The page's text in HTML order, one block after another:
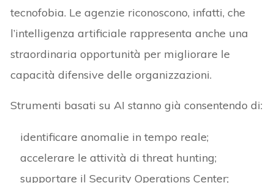
tecnofobia. Le agenzie riconoscono, infatti, che
l’intelligenza artificiale rappresenta anche una
straordinaria opportunità per migliorare le
capacità difensive delle organizzazioni.
Strumenti basati su AI stanno già consentendo di:
identificare anomalie in tempo reale;
accelerare le attività di threat hunting;
supportare il Security Operations Center;